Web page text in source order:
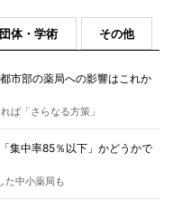
団体・学術 その他
市部の薬局への影響はこれか
ば「さらなる方策」
集中率85％以下」かどうかで
た中小薬局も